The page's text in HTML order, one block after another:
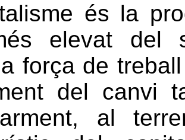
és la
elevat del
força de
del canvi
al